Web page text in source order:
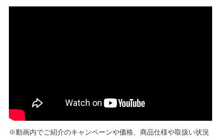
※動画内でご紹介のキャンペーンや価格、商品仕様や取扱い状況